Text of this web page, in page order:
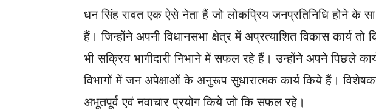
धन सिंह रावत एक ऐसे नेता हैं जो लोकप्रिय जनप्रतिनिधि होने के
हैं। जिन्होंने अपनी विधानसभा क्षेत्र में अप्रत्याशित विकास कार्य
भी सक्रिय भागीदारी निभाने में सफल रहे हैं। उन्होंने अपने पिछले
विभागों में जन अपेक्षाओं के अनुरूप सुधारात्मक कार्य किये हैं। विशेषकर
अभूतपूर्व एवं नवाचार प्रयोग किये जो कि सफल रहे।